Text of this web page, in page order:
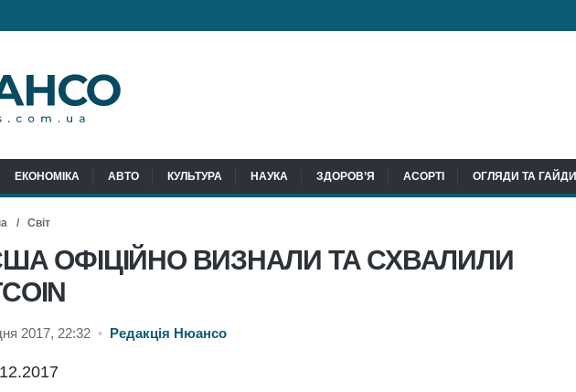
ЕКОНОМІКА АВТО КУЛЬТУРА НАУКА ЗДОРОВ’Я АСОРТІ ОГЛЯДИ ТА ГАЙДИ
Світ
ОФІЦІЙНО ВИЗНАЛИ ТА СХВАЛИЛИ
2017, 22:32 • Редакція Нюансо